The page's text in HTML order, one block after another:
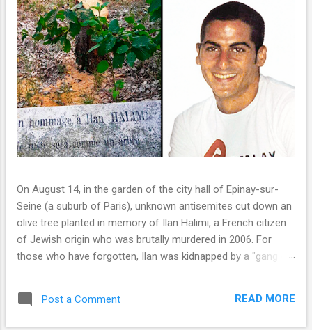
On August 14, in the garden of the city hall of Epinay-sur-
Seine (a suburb of Paris), unknown antisemites cut down an
olive tree planted in memory of Ilan Halimi, a French citizen
of Jewish origin who was brutally murdered in 2006. For
those who have forgotten, Ilan was kidnapped by a "gang of
course of 24 days, he was subjected to abuse and torture,
and died from multiple stab wounds and burn injuries. The
Post a Comment READ MORE